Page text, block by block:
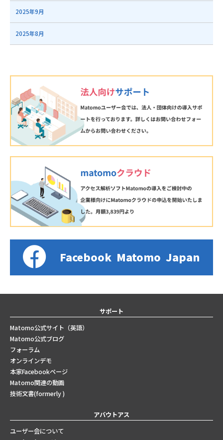
2025年9月
2025年8月
Facebook Matomo Japan
サポート
Matomo公式サイト（英語）
Matomo公式ブログ
フォーラム
オンラインデモ
本家Facebookページ
Matomo関連の動画
技術文書(formerly )
アバウトアス
ユーザー会について